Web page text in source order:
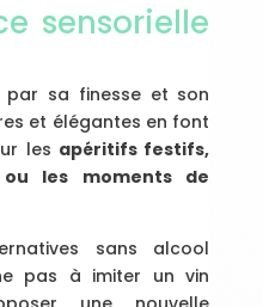
sensorielle
par sa finesse et son
et élégantes en font
les apéritifs festifs,
les moments de
sans alcool
pas à imiter un vin